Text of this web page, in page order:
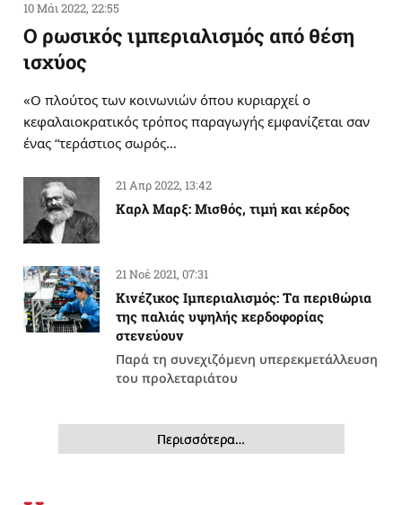
10 Μάι 2022, 22:55
Ο ρωσικός ιμπεριαλισμός από θέση
ισχύος
«Ο πλούτος των κοινωνιών όπου κυριαρχεί ο
κεφαλαιοκρατικός τρόπος παραγωγής εμφανίζεται σαν
ένας “τεράστιος σωρός…
21 Απρ 2022, 13:42
Καρλ Μαρξ: Μισθός, τιμή και κέρδος
21 Νοέ 2021, 07:31
Κινέζικος Ιμπεριαλισμός: Tα περιθώρια
της παλιάς υψηλής κερδοφορίας
στενεύουν
Παρά τη συνεχιζόμενη υπερεκμετάλλευση
του προλεταριάτου
Περισσότερα…